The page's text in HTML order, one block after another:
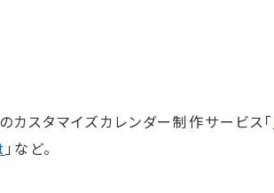
カスタマイズカレンダー制作サービス「
」など。